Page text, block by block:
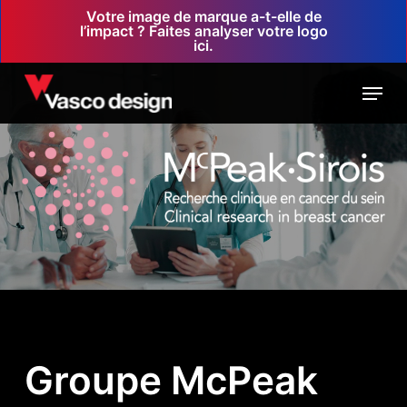
main
content
Votre image de marque a-t-elle de
l’impact ? Faites analyser votre logo
ici.
Menu
Groupe McPeak